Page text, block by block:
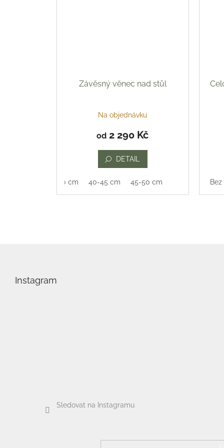
Závěsný věnec nad stůl
Na objednávku
od 2 290 Kč
DETAIL
35-40 cm 40-45 cm 45-50 cm
Instagram
Sledovat na Instagramu